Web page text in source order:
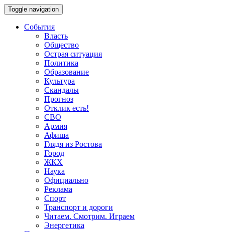
Toggle navigation
События
Власть
Общество
Острая ситуация
Политика
Образование
Культура
Скандалы
Прогноз
Отклик есть!
СВО
Армия
Афиша
Глядя из Ростова
Город
ЖКХ
Наука
Официально
Реклама
Спорт
Транспорт и дороги
Читаем. Смотрим. Играем
Энергетика